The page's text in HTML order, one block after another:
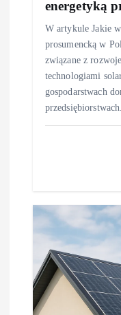
energetyką
W artykule Jakie
prosumencką w
związane z
technologiami
gospodarstwach